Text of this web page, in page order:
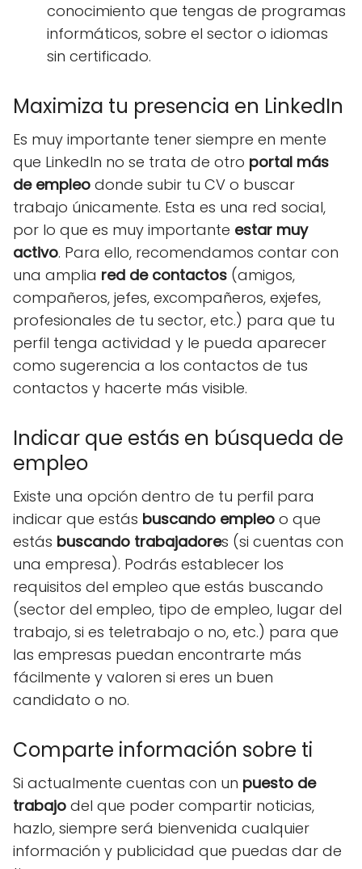
conocimiento que tengas de programas
informáticos, sobre el sector o idiomas
sin certificado.
Maximiza tu presencia en LinkedIn
Es muy importante tener siempre en mente
que LinkedIn no se trata de otro portal más
de empleo donde subir tu CV o buscar
trabajo únicamente. Esta es una red social,
por lo que es muy importante estar muy
activo. Para ello, recomendamos contar con
una amplia red de contactos (amigos,
compañeros, jefes, excompañeros, exjefes,
profesionales de tu sector, etc.) para que tu
perfil tenga actividad y le pueda aparecer
como sugerencia a los contactos de tus
contactos y hacerte más visible.
Indicar que estás en búsqueda de
empleo
Existe una opción dentro de tu perfil para
indicar que estás buscando empleo o que
estás buscando trabajadores (si cuentas con
una empresa). Podrás establecer los
requisitos del empleo que estás buscando
(sector del empleo, tipo de empleo, lugar del
trabajo, si es teletrabajo o no, etc.) para que
las empresas puedan encontrarte más
fácilmente y valoren si eres un buen
candidato o no.
Comparte información sobre ti
Si actualmente cuentas con un puesto de
trabajo del que poder compartir noticias,
hazlo, siempre será bienvenida cualquier
información y publicidad que puedas dar de